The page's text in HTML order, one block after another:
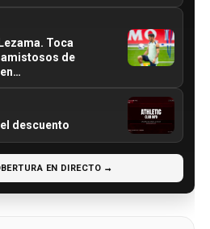
Toca
de
descuento
EN DIRECTO →